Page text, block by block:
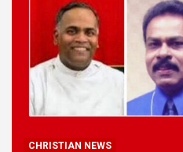
CHRISTIAN NEWS